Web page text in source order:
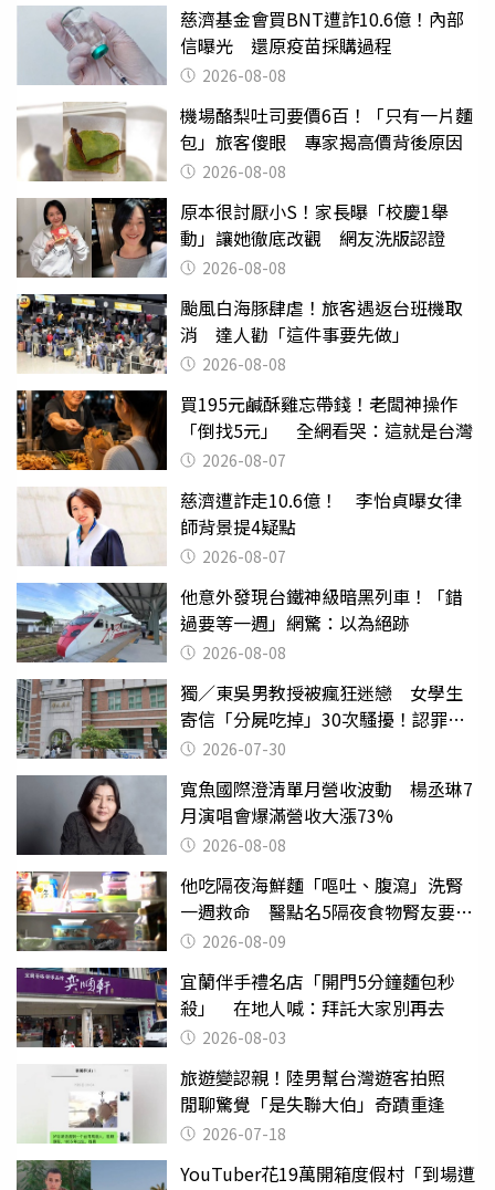
慈濟基金會買BNT遭詐10.6億！內部
信曝光 還原疫苗採購過程
2026-08-08
機場酪梨吐司要價6百！「只有一片麵
包」旅客傻眼 專家揭高價背後原因
2026-08-08
原本很討厭小S！家長曝「校慶1舉
動」讓她徹底改觀 網友洗版認證
2026-08-08
颱風白海豚肆虐！旅客遇返台班機取
消 達人勸「這件事要先做」
2026-08-08
買195元鹹酥雞忘帶錢！老闆神操作
「倒找5元」 全網看哭：這就是台灣
2026-08-07
慈濟遭詐走10.6億！ 李怡貞曝女律
師背景提4疑點
2026-08-07
他意外發現台鐵神級暗黑列車！「錯
過要等一週」網驚：以為絕跡
2026-08-08
獨／東吳男教授被瘋狂迷戀 女學生
寄信「分屍吃掉」30次騷擾！認罪免
關 2026-07-30
寬魚國際澄清單月營收波動 楊丞琳7
月演唱會爆滿營收大漲73%
2026-08-08
他吃隔夜海鮮麵「嘔吐、腹瀉」洗腎
一週救命 醫點名5隔夜食物腎友要注
意 2026-08-09
宜蘭伴手禮名店「開門5分鐘麵包秒
殺」 在地人喊：拜託大家別再去
2026-08-03
旅遊變認親！陸男幫台灣遊客拍照
閒聊驚覺「是失聯大伯」奇蹟重逢
2026-07-18
YouTuber花19萬開箱度假村「到場遭